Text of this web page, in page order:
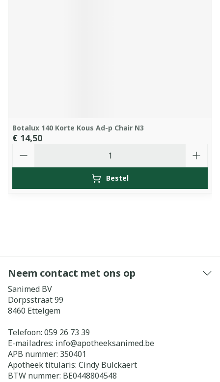
Botalux 140 Korte Kous Ad-p Chair N3
€ 14,50
Bestel
Neem contact met ons op
Sanimed BV
Dorpsstraat 99
8460 Ettelgem
Telefoon: 059 26 73 39
E-mailadres: info@apotheeksanimed.be
APB nummer: 350401
Apotheek titularis: Cindy Bulckaert
BTW nummer: BE0448804548